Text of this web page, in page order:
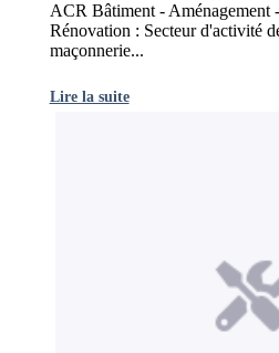
ACR Bâtiment - Aménagement
Rénovation : Secteur d'activité
maçonnerie...
Lire la suite